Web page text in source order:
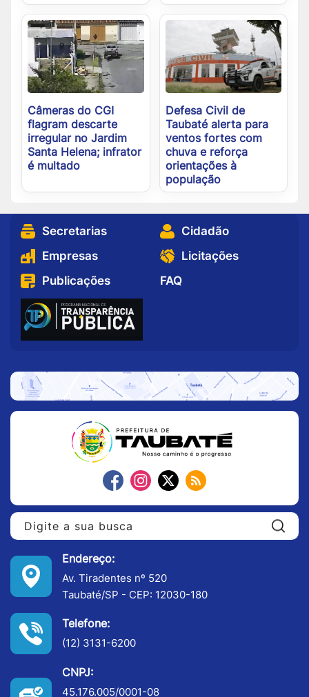
Câmeras do CGI
flagram descarte
irregular no Jardim
Santa Helena; infrator
é multado
Defesa Civil de
Taubaté alerta para
ventos fortes com
chuva e reforça
orientações à
população
Secretarias
Cidadão
Empresas
Licitações
Publicações
FAQ
Endereço:
Av. Tiradentes nº 520
Taubaté/SP - CEP: 12030-180
Telefone:
(12) 3131-6200
CNPJ:
45.176.005/0001-08